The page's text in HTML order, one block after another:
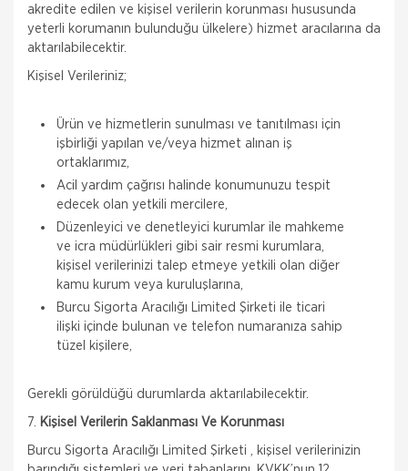
akredite edilen ve kişisel verilerin korunması hususunda
yeterli korumanın bulunduğu ülkelere) hizmet aracılarına da
aktarılabilecektir.
Kişisel Verileriniz;
Ürün ve hizmetlerin sunulması ve tanıtılması için
işbirliği yapılan ve/veya hizmet alınan iş
ortaklarımız,
Acil yardım çağrısı halinde konumunuzu tespit
edecek olan yetkili mercilere,
Düzenleyici ve denetleyici kurumlar ile mahkeme
ve icra müdürlükleri gibi sair resmi kurumlara,
kişisel verilerinizi talep etmeye yetkili olan diğer
kamu kurum veya kuruluşlarına,
Burcu Sigorta Aracılığı Limited Şirketi ile ticari
ilişki içinde bulunan ve telefon numaranıza sahip
tüzel kişilere,
Gerekli görüldüğü durumlarda aktarılabilecektir.
7. Kişisel Verilerin Saklanması Ve Korunması
Burcu Sigorta Aracılığı Limited Şirketi , kişisel verilerinizin